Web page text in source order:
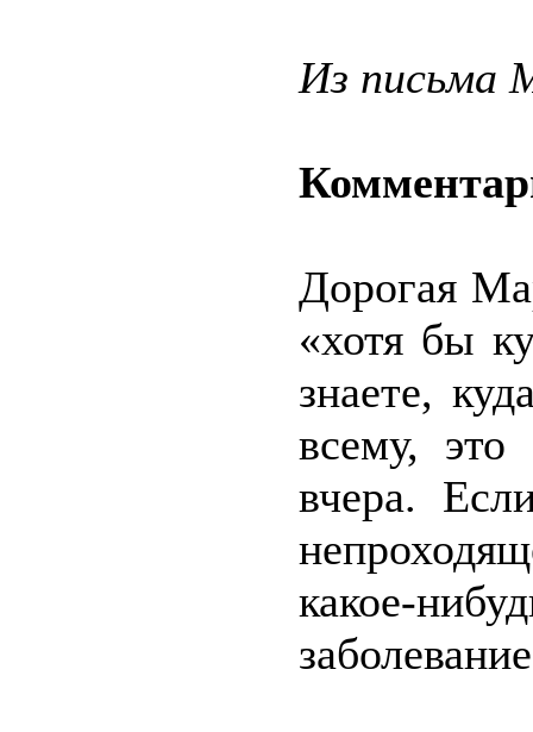
Из письма
Дорогая
«хотя бы
знаете,
всему, это
вчера.
какое-